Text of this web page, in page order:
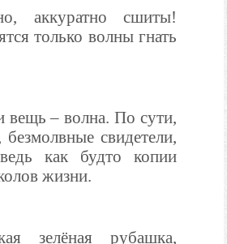
аккуратно сшиты!
только волны гнать
вещь – волна. По сути,
свидетели,
как будто копии
жизни.
зелёная рубашка,